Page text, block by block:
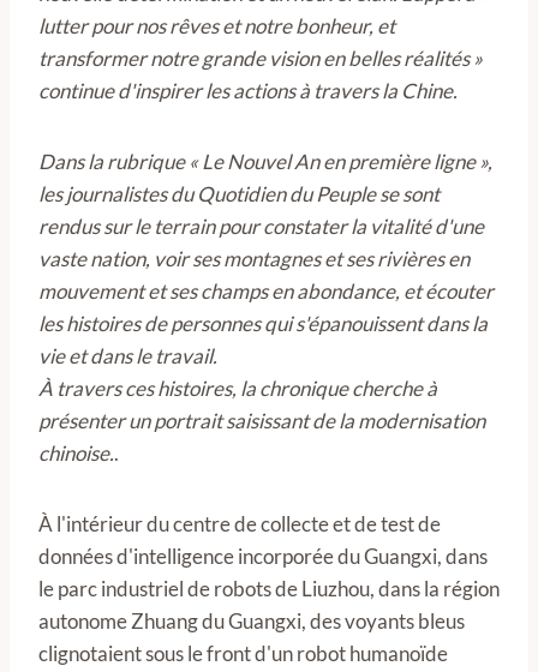
lutter pour nos rêves et notre bonheur, et
transformer notre grande vision en belles réalités »
continue d'inspirer les actions à travers la Chine.
Dans la rubrique « Le Nouvel An en première ligne »,
les journalistes du Quotidien du Peuple se sont
rendus sur le terrain pour constater la vitalité d'une
vaste nation, voir ses montagnes et ses rivières en
mouvement et ses champs en abondance, et écouter
les histoires de personnes qui s'épanouissent dans la
vie et dans le travail.
À travers ces histoires, la chronique cherche à
présenter un portrait saisissant de la modernisation
chinoise..
À l'intérieur du centre de collecte et de test de
données d'intelligence incorporée du Guangxi, dans
le parc industriel de robots de Liuzhou, dans la région
autonome Zhuang du Guangxi, des voyants bleus
clignotaient sous le front d'un robot humanoïde